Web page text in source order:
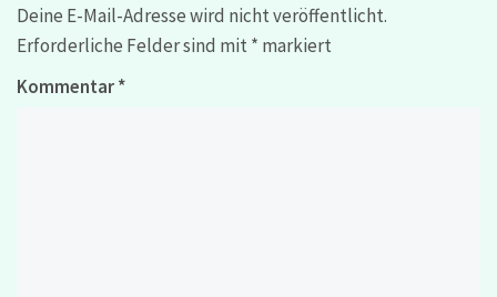
Deine E-Mail-Adresse wird nicht veröffentlicht.
Erforderliche Felder sind mit* markiert
Kommentar*